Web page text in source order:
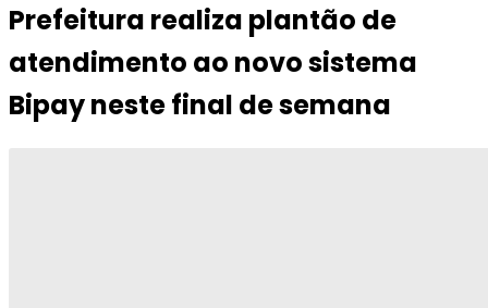
Prefeitura realiza plantão de
atendimento ao novo sistema
Bipay neste final de semana